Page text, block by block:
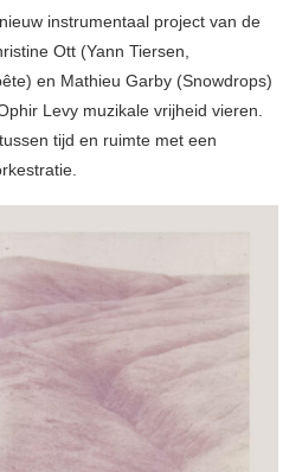
instrumentaal project van de
Ott (Yann Tiersen,
en Mathieu Garby (Snowdrops)
Levy muzikale vrijheid vieren.
tijd en ruimte met een